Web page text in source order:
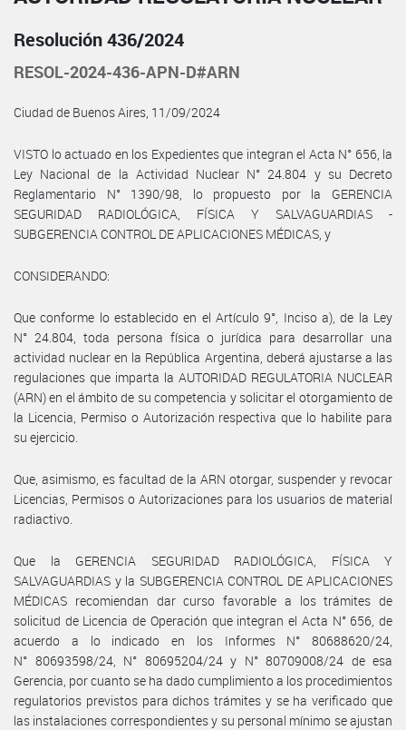
Resolución 436/2024
RESOL-2024-436-APN-D#ARN
Ciudad de Buenos Aires, 11/09/2024
VISTO lo actuado en los Expedientes que integran el Acta N° 656, la
Ley Nacional de la Actividad Nuclear N° 24.804 y su Decreto
Reglamentario N° 1390/98, lo propuesto por la GERENCIA
SEGURIDAD RADIOLÓGICA, FÍSICA Y SALVAGUARDIAS -
SUBGERENCIA CONTROL DE APLICACIONES MÉDICAS, y
CONSIDERANDO:
Que conforme lo establecido en el Artículo 9°, Inciso a), de la Ley
N° 24.804, toda persona física o jurídica para desarrollar una
actividad nuclear en la República Argentina, deberá ajustarse a las
regulaciones que imparta la AUTORIDAD REGULATORIA NUCLEAR
(ARN) en el ámbito de su competencia y solicitar el otorgamiento de
la Licencia, Permiso o Autorización respectiva que lo habilite para
su ejercicio.
Que, asimismo, es facultad de la ARN otorgar, suspender y revocar
Licencias, Permisos o Autorizaciones para los usuarios de material
radiactivo.
Que la GERENCIA SEGURIDAD RADIOLÓGICA, FÍSICA Y
SALVAGUARDIAS y la SUBGERENCIA CONTROL DE APLICACIONES
MÉDICAS recomiendan dar curso favorable a los trámites de
solicitud de Licencia de Operación que integran el Acta N° 656, de
acuerdo a lo indicado en los Informes N° 80688620/24,
N° 80693598/24, N° 80695204/24 y N° 80709008/24 de esa
Gerencia, por cuanto se ha dado cumplimiento a los procedimientos
regulatorios previstos para dichos trámites y se ha verificado que
las instalaciones correspondientes y su personal mínimo se ajustan